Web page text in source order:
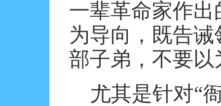
一辈革命家作
为导向，既告
部子弟，不要以
尤其是针对“